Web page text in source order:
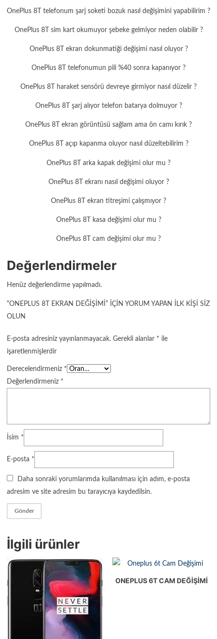
OnePlus 8T telefonum şarj soketi bozuk nasıl değişimini yapabilirim ?
OnePlus 8T sim kart okumuyor şebeke gelmiyor neden olabilir ?
OnePlus 8T ekran dokunmatiği değişimi nasıl oluyor ?
OnePlus 8T telefonumun pili %40 sonra kapanıyor ?
OnePlus 8T haraket sensörü devreye girmiyor nasıl düzelir ?
OnePlus 8T şarj alıyor telefon batarya dolmuyor ?
OnePlus 8T ekran görüntüsü sağlam ama ön camı kırık ?
OnePlus 8T açıp kapanma oluyor nasıl düzeltebilirim ?
OnePlus 8T arka kapak değişimi olur mu ?
OnePlus 8T ekranı nasıl değişimi oluyor ?
OnePlus 8T ekran titreşimi çalışmıyor ?
OnePlus 8T kasa değişimi olur mu ?
OnePlus 8T cam değişimi olur mu ?
Değerlendirmeler
Henüz değerlendirme yapılmadı.
“ONEPLUS 8T EKRAN DEĞIŞIMI” IÇIN YORUM YAPAN ILK KIŞI SIZ
OLUN
E-posta adresiniz yayınlanmayacak. Gerekli alanlar * ile
işaretlenmişlerdir
Derecelendirmeniz *
Değerlendirmeniz *
İsim *
E-posta *
Daha sonraki yorumlarımda kullanılması için adım, e-posta
adresim ve site adresim bu tarayıcıya kaydedilsin.
İlgili ürünler
ONEPLUS 6T CAM DEĞIŞIMI